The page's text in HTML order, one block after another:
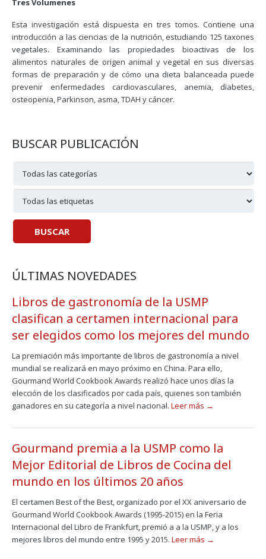
Tres Volumenes
Esta investigación está dispuesta en tres tomos. Contiene una
introducción a las ciencias de la nutrición, estudiando 125 taxones
vegetales. Examinando las propiedades bioactivas de los
alimentos naturales de origen animal y vegetal en sus diversas
formas de preparación y de cómo una dieta balanceada puede
prevenir enfermedades cardiovasculares, anemia, diabetes,
osteopenia, Parkinson, asma, TDAH y cáncer.
BUSCAR PUBLICACIÓN
ÚLTIMAS NOVEDADES
Libros de gastronomía de la USMP
clasifican a certamen internacional para
ser elegidos como los mejores del mundo
La premiación más importante de libros de gastronomía a nivel
mundial se realizará en mayo próximo en China. Para ello,
Gourmand World Cookbook Awards realizó hace unos días la
elección de los clasificados por cada país, quienes son también
ganadores en su categoría a nivel nacional. Leer más →
Gourmand premia a la USMP como la
Mejor Editorial de Libros de Cocina del
mundo en los últimos 20 años
El certamen Best of the Best, organizado por el XX aniversario de
Gourmand World Cookbook Awards (1995-2015) en la Feria
Internacional del Libro de Frankfurt, premió a a la USMP, y a los
mejores libros del mundo entre 1995 y 2015. Leer más →